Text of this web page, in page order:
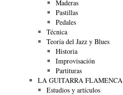
Maderas
Pastillas
Pedales
Técnica
Teoría del Jazz y Blues
Historia
Improvisación
Partituras
LA GUITARRA FLAMENCA
Estudios y artículos